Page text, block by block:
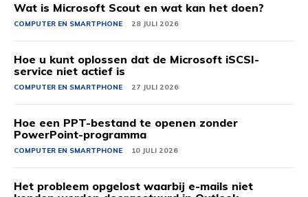
Wat is Microsoft Scout en wat kan het doen?
COMPUTER EN SMARTPHONE 28 JULI 2026
Hoe u kunt oplossen dat de Microsoft iSCSI-
service niet actief is
COMPUTER EN SMARTPHONE 27 JULI 2026
Hoe een PPT-bestand te openen zonder
PowerPoint-programma
COMPUTER EN SMARTPHONE 10 JULI 2026
Het probleem opgelost waarbij e-mails niet